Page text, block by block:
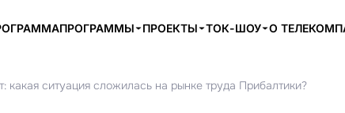
ПРОГРАММЫ ПРОЕКТЫ ТОК-ШОУ О
какая ситуация сложилась на рынке труда Прибалтики?